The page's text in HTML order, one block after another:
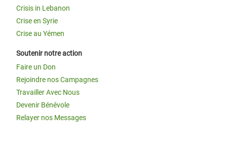
Crisis in Lebanon
Crise en Syrie
Crise au Yémen
Soutenir notre action
Faire un Don
Rejoindre nos Campagnes
Travailler Avec Nous
Devenir Bénévole
Relayer nos Messages